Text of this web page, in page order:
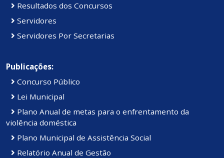
Resultados dos Concursos
Servidores
Servidores Por Secretarias
Publicações:
Concurso Público
Lei Municipal
Plano Anual de metas para o enfrentamento da
violência doméstica
Plano Municipal de Assistência Social
Relatório Anual de Gestão